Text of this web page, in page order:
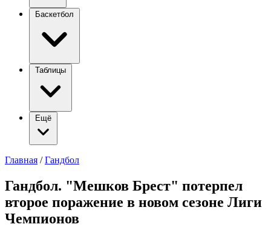
Баскетбол
Таблицы
Ещё
Главная / Гандбол
Гандбол. "Мешков Брест" потерпел
второе поражение в новом сезоне Лиги
Чемпионов